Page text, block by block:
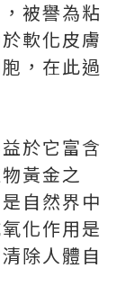
被譽為粘
軟化皮膚
，在此過
於它富含
黃金之
自然界中
化作用是
除人體自